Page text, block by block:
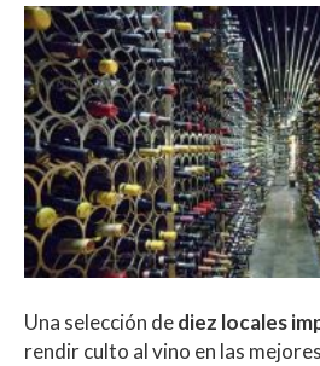
Una selección dediez locales
rendir culto al vino en las